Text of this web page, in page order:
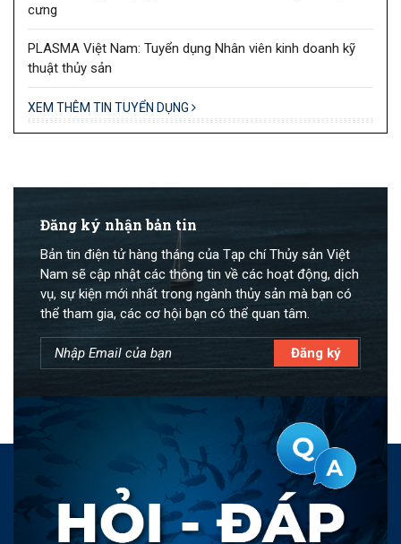
cưng
PLASMA Việt Nam: Tuyển dụng Nhân viên kinh doanh kỹ
thuật thủy sản
XEM THÊM TIN TUYỂN DỤNG
Đăng ký nhận bản tin
Bản tin điện tử hàng tháng của Tạp chí Thủy sản Việt
Nam sẽ cập nhật các thông tin về các hoạt động, dịch
vụ, sự kiện mới nhất trong ngành thủy sản mà bạn có
thể tham gia, các cơ hội bạn có thể quan tâm.